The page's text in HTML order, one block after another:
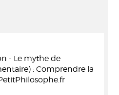
- Le mythe de
: Comprendre la